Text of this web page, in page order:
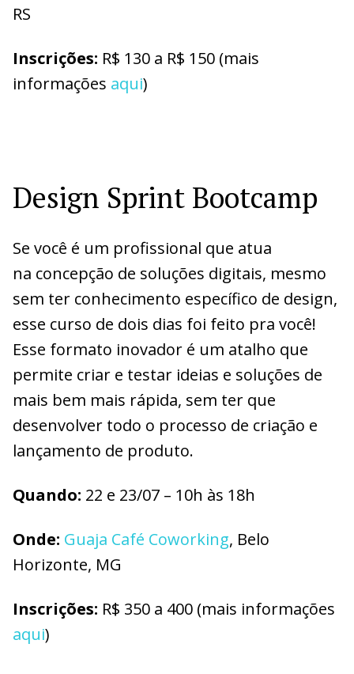
RS
Inscrições: R$ 130 a R$ 150 (mais
informações aqui)
Design Sprint Bootcamp
Se você é um profissional que atua
na concepção de soluções digitais, mesmo
sem ter conhecimento específico de design,
esse curso de dois dias foi feito pra você!
Esse formato inovador é um atalho que
permite criar e testar ideias e soluções de
mais bem mais rápida, sem ter que
desenvolver todo o processo de criação e
lançamento de produto.
Quando: 22 e 23/07 – 10h às 18h
Onde: Guaja Café Coworking, Belo
Horizonte, MG
Inscrições: R$ 350 a 400 (mais informações
aqui)